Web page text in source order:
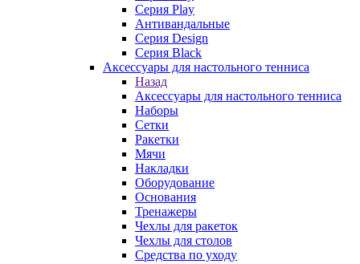
Серия Play
Антивандальные
Серия Design
Серия Black
Аксессуары для настольного тенниса
Назад
Аксессуары для настольного тенниса
Наборы
Сетки
Ракетки
Мячи
Накладки
Оборудование
Основания
Тренажеры
Чехлы для ракеток
Чехлы для столов
Средства по уходу